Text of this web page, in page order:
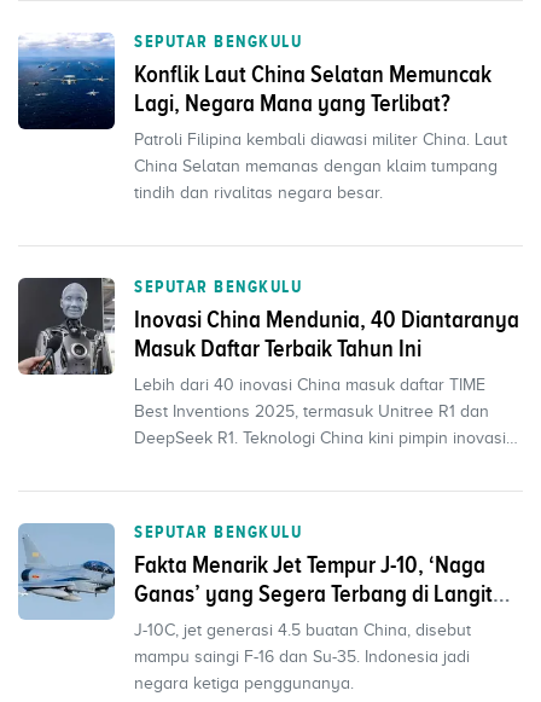
SEPUTAR BENGKULU
Konflik Laut China Selatan Memuncak
Lagi, Negara Mana yang Terlibat?
Patroli Filipina kembali diawasi militer China. Laut
China Selatan memanas dengan klaim tumpang
tindih dan rivalitas negara besar.
SEPUTAR BENGKULU
Inovasi China Mendunia, 40 Diantaranya
Masuk Daftar Terbaik Tahun Ini
Lebih dari 40 inovasi China masuk daftar TIME
Best Inventions 2025, termasuk Unitree R1 dan
DeepSeek R1. Teknologi China kini pimpin inovasi
SEPUTAR BENGKULU
Fakta Menarik Jet Tempur J-10, ‘Naga
Ganas’ yang Segera Terbang di Langit
Indonesia
J-10C, jet generasi 4.5 buatan China, disebut
mampu saingi F-16 dan Su-35. Indonesia jadi
negara ketiga penggunanya.